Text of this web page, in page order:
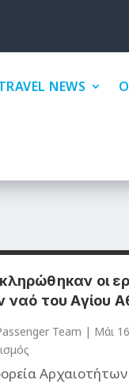
NEWS
οι
ναό του Αγίου
Team | Μάι
Αρχαιοτήτων